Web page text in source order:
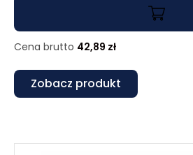
Cena brutto 42,89 zł
Zobacz produkt